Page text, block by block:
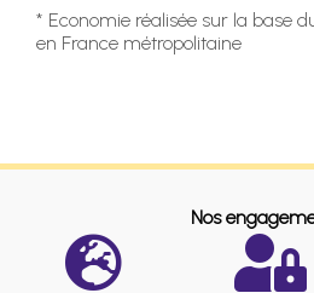
* Economie réalisée sur la base
en France métropolitaine
Nos